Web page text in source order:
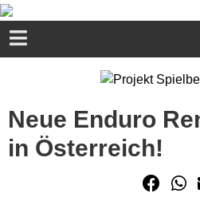
Neue Enduro
in Österreich!